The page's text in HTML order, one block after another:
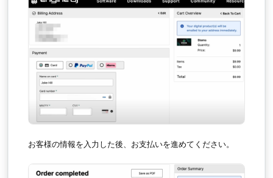
お客様の情報を入力した後、お支払いを進めてください。